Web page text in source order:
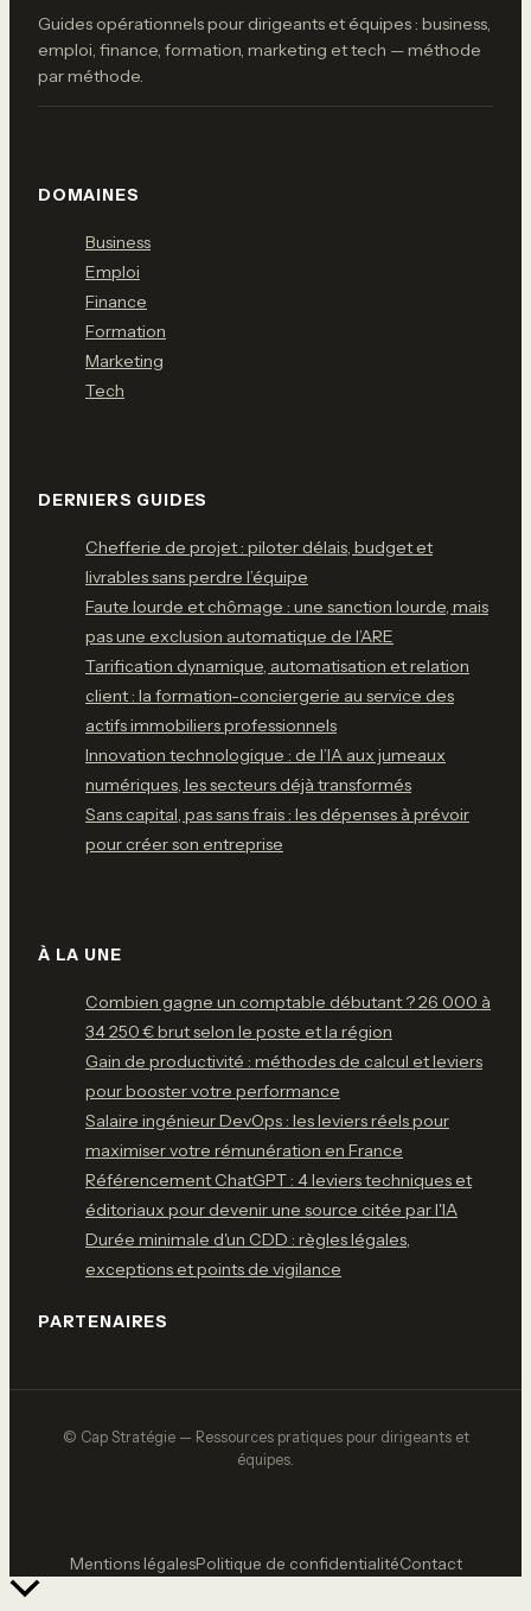
Guides opérationnels pour dirigeants et équipes : business,
emploi, finance, formation, marketing et tech — méthode
par méthode.
DOMAINES
Business
Emploi
Finance
Formation
Marketing
Tech
DERNIERS GUIDES
Chefferie de projet : piloter délais, budget et
livrables sans perdre l’équipe
Faute lourde et chômage : une sanction lourde, mais
pas une exclusion automatique de l’ARE
Tarification dynamique, automatisation et relation
client : la formation-conciergerie au service des
actifs immobiliers professionnels
Innovation technologique : de l’IA aux jumeaux
numériques, les secteurs déjà transformés
Sans capital, pas sans frais : les dépenses à prévoir
pour créer son entreprise
À LA UNE
Combien gagne un comptable débutant ? 26 000 à
34 250 € brut selon le poste et la région
Gain de productivité : méthodes de calcul et leviers
pour booster votre performance
Salaire ingénieur DevOps : les leviers réels pour
maximiser votre rémunération en France
Référencement ChatGPT : 4 leviers techniques et
éditoriaux pour devenir une source citée par l'IA
Durée minimale d'un CDD : règles légales,
exceptions et points de vigilance
PARTENAIRES
© Cap Stratégie — Ressources pratiques pour dirigeants et
équipes.
Mentions légalesPolitique de confidentialitéContact
Retour